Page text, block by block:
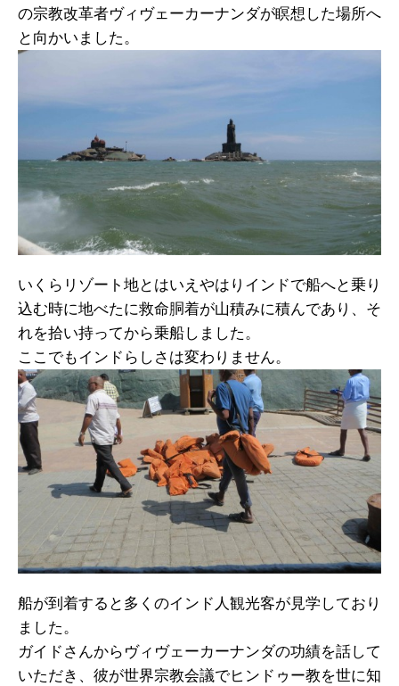
の宗教改革者ヴィヴェーカーナンダが瞑想した場所へ
と向かいました。
いくらリゾート地とはいえやはりインドで船へと乗り
込む時に地べたに救命胴着が山積みに積んであり、そ
れを拾い持ってから乗船しました。
ここでもインドらしさは変わりません。
船が到着すると多くのインド人観光客が見学しており
ました。
ガイドさんからヴィヴェーカーナンダの功績を話して
いただき、彼が世界宗教会議でヒンドゥー教を世に知